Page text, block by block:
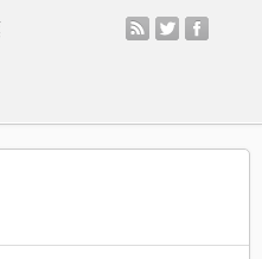
rss twitter